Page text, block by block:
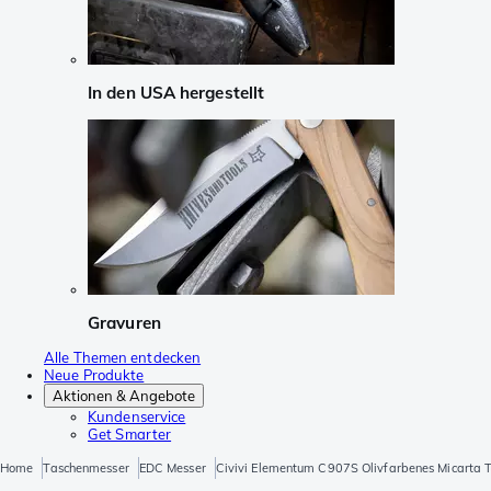
In den USA hergestellt
Gravuren
Alle Themen entdecken
Neue Produkte
Aktionen & Angebote
Kundenservice
Get Smarter
Home Taschenmesser EDC Messer Civivi Elementum C907S Olivfarbenes Micarta